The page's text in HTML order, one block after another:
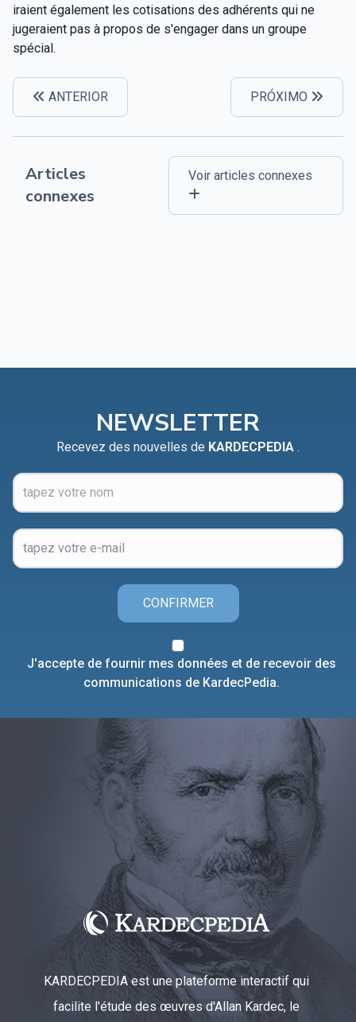
iraient également les cotisations des adhérents qui ne
jugeraient pas à propos de s'engager dans un groupe
spécial.
ANTERIOR PRÓXIMO
Articles
connexes
Voir articles connexes
NEWSLETTER
Recevez des nouvelles de KARDECPEDIA .
CONFIRMER
J'accepte de fournir mes données et de recevoir des
communications de KardecPedia.
KARDECPEDIA est une plateforme interactif qui
facilite l'étude des œuvres d'Allan Kardec, le